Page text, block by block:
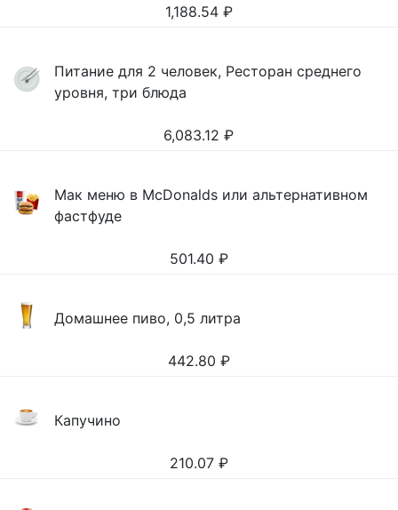
1,188.54 ₽
Питание для 2 человек, Ресторан среднего
уровня, три блюда
6,083.12 ₽
Мак меню в McDonalds или альтернативном
фастфуде
501.40 ₽
Домашнее пиво, 0,5 литра
442.80 ₽
Капучино
210.07 ₽